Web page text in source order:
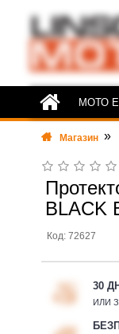
МОТО
Магазин
BLACK
Код: 72627
30
ИЛИ